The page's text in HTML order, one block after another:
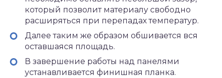
который позволит материалу свободно
расширяться при перепадах температур.
Далее таким же образом обшивается вся
оставшаяся площадь.
В завершение работы над панелями
устанавливается финишная планка.